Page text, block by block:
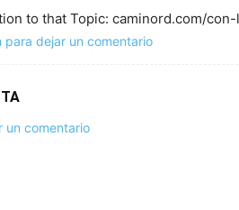
to that Topic: caminord.com/
para dejar un comentario
un comentario